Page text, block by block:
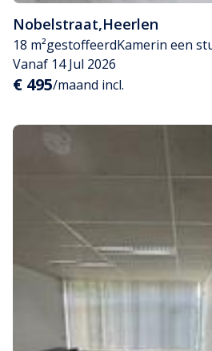
Nobelstraat,Heerlen
18 m²gestoffeerdKamerin een
Vanaf 14 Jul 2026
€ 495/maand incl.